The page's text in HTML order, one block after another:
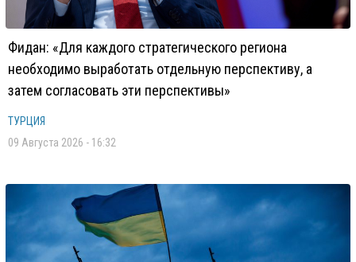
Фидан: «Для каждого стратегического региона
необходимо выработать отдельную перспективу, а
затем согласовать эти перспективы»
ТУРЦИЯ
09 Августа 2026 - 16:32